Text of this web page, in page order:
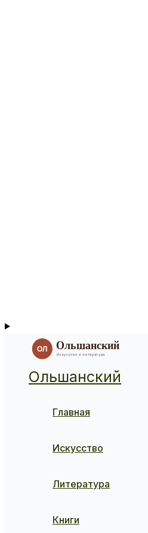
Ольшанский
Главная
Искусство
Литература
Книги